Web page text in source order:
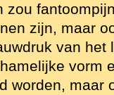
zou
zijn, maar
van het
vorm
worden, maar